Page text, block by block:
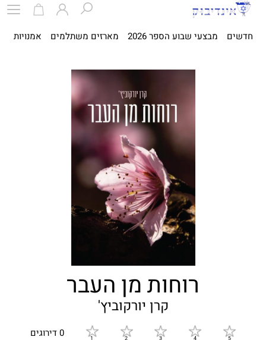
חדשים מבצעי שבוע הספר 2026 מארזים משתלמים אמנויות
רוחות מן העבר
קרן יורקוביץ'
0 דירוגים